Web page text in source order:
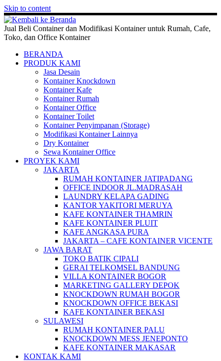
Skip to content
Jual Beli Container dan Modifikasi Kontainer untuk Rumah, Cafe,
Toko, dan Office Kontainer
BERANDA
PRODUK KAMI
Jasa Desain
Kontainer Knockdown
Kontainer Kafe
Kontainer Rumah
Kontainer Office
Kontainer Toilet
Kontainer Penyimpanan (Storage)
Modifikasi Kontainer Lainnya
Dry Kontainer
Sewa Kontainer Office
PROYEK KAMI
JAKARTA
RUMAH KONTAINER JATIPADANG
OFFICE INDOOR JL.MADRASAH
LAUNDRY KELAPA GADING
KANTOR YAKITORI MERUYA
KAFE KONTAINER THAMRIN
KAFE KONTAINER PLUIT
KAFE ANGKASA PURA
JAKARTA – CAFE KONTAINER VICENTE
JAWA BARAT
TOKO BATIK CIPALI
GERAI TELKOMSEL BANDUNG
VILLA KONTAINER BOGOR
MARKETING GALLERY DEPOK
KNOCKDOWN RUMAH BOGOR
KNOCKDOWN OFFICE BEKASI
KAFE KONTAINER BEKASI
SULAWESI
RUMAH KONTAINER PALU
KNOCKDOWN MESS JENEPONTO
KAFE KONTAINER MAKASAR
KONTAK KAMI